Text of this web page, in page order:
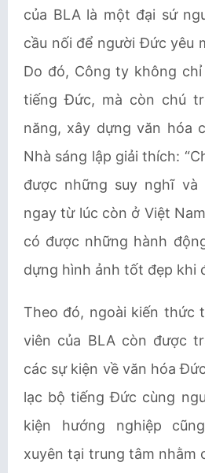
của BLA là một đại sứ
cầu nối để người Đức yêu
Do đó, Công ty không
tiếng Đức, mà còn chú
năng, xây dựng văn hóa
Nhà sáng lập giải thích:
được những suy nghĩ
ngay từ lúc còn ở Việt
có được những hành
dựng hình ảnh tốt đẹp khi
Theo đó, ngoài kiến thức
viên của BLA còn được
các sự kiện về văn hóa
lạc bộ tiếng Đức cùng
kiện hướng nghiệp
xuyên tại trung tâm nhằm